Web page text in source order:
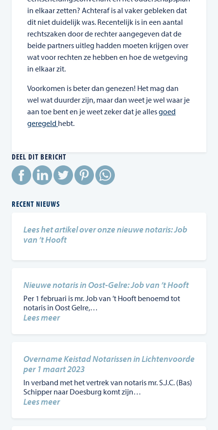
in elkaar zetten? Achteraf is al vaker gebleken dat
dit niet duidelijk was. Recentelijk is in een aantal
rechtszaken door de rechter aangegeven dat de
beide partners uitleg hadden moeten krijgen over
wat voor rechten ze hebben en hoe de wetgeving
in elkaar zit.
Voorkomen is beter dan genezen! Het mag dan
wel wat duurder zijn, maar dan weet je wel waar je
aan toe bent en je weet zeker dat je allesgoed
geregeld hebt.
DEEL DIT BERICHT
RECENT NIEUWS
Lees het artikel over onze nieuwe notaris: Job
van ’t Hooft
Nieuwe notaris in Oost-Gelre: Job van ’t Hooft
Per 1 februari is mr. Job van ’t Hooft benoemd tot
notaris in Oost Gelre,…
Lees meer:
notaris
Oost-
Gelre:
Job
van
’t
Overname Keistad Notarissen in Lichtenvoorde
per 1 maart 2023
In verband met het vertrek van notaris mr. S.J.C. (Bas)
Schipper naar Doesburg komt zijn…
Lees meer:
Keistad